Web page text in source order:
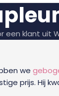
een klant uit
we
prijs. Hij